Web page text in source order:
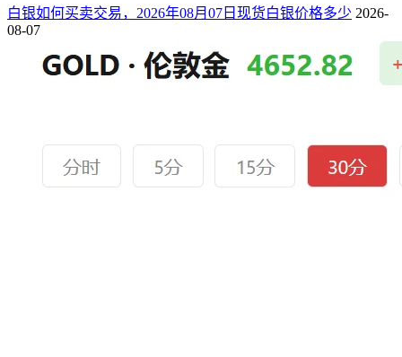
白银如何买卖交易，2026年08月07日现货白银价格多少 2026-
08-07